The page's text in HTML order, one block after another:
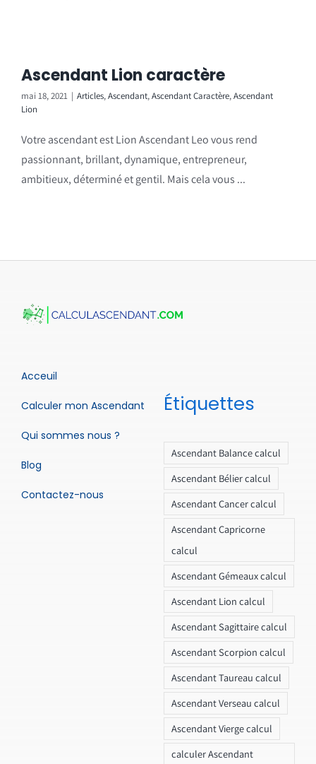
Ascendant Lion caractère
mai 18, 2021 | Articles,Ascendant,Ascendant Caractère,Ascendant
Lion
Votre ascendant est Lion Ascendant Leo vous rend
passionnant, brillant, dynamique, entrepreneur,
ambitieux, déterminé et gentil. Mais cela vous ...
Acceuil
Calculer mon Ascendant
Qui sommes nous ?
Blog
Contactez-nous
Étiquettes
Ascendant Balance calcul
Ascendant Bélier calcul
Ascendant Cancer calcul
Ascendant Capricorne
calcul
Ascendant Gémeaux calcul
Ascendant Lion calcul
Ascendant Sagittaire calcul
Ascendant Scorpion calcul
Ascendant Taureau calcul
Ascendant Verseau calcul
Ascendant Vierge calcul
calculer Ascendant